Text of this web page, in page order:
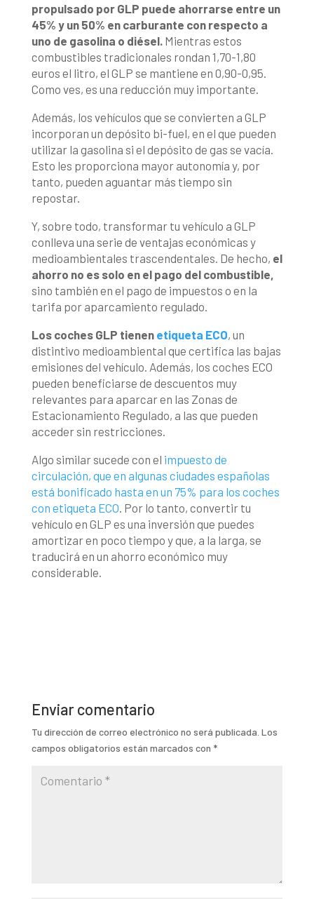
propulsado por GLP puede ahorrarse entre un
45% y un 50% en carburante con respecto a
uno de gasolina o diésel. Mientras estos
combustibles tradicionales rondan 1,70-1,80
euros el litro, el GLP se mantiene en 0,90-0,95.
Como ves, es una reducción muy importante.
Además, los vehículos que se convierten a GLP
incorporan un depósito bi-fuel, en el que pueden
utilizar la gasolina si el depósito de gas se vacía.
Esto les proporciona mayor autonomía y, por
tanto, pueden aguantar más tiempo sin
repostar.
Y, sobre todo, transformar tu vehículo a GLP
conlleva una serie de ventajas económicas y
medioambientales trascendentales. De hecho, el
ahorro no es solo en el pago del combustible,
sino también en el pago de impuestos o en la
tarifa por aparcamiento regulado.
Los coches GLP tienen etiqueta ECO, un
distintivo medioambiental que certifica las bajas
emisiones del vehículo. Además, los coches ECO
pueden beneficiarse de descuentos muy
relevantes para aparcar en las Zonas de
Estacionamiento Regulado, a las que pueden
acceder sin restricciones.
Algo similar sucede con el impuesto de
circulación, que en algunas ciudades españolas
está bonificado hasta en un 75% para los coches
con etiqueta ECO . Por lo tanto, convertir tu
vehículo en GLP es una inversión que puedes
amortizar en poco tiempo y que, a la larga, se
traducirá en un ahorro económico muy
considerable.
Enviar comentario
Tu dirección de correo electrónico no será publicada. Los
campos obligatorios están marcados con *